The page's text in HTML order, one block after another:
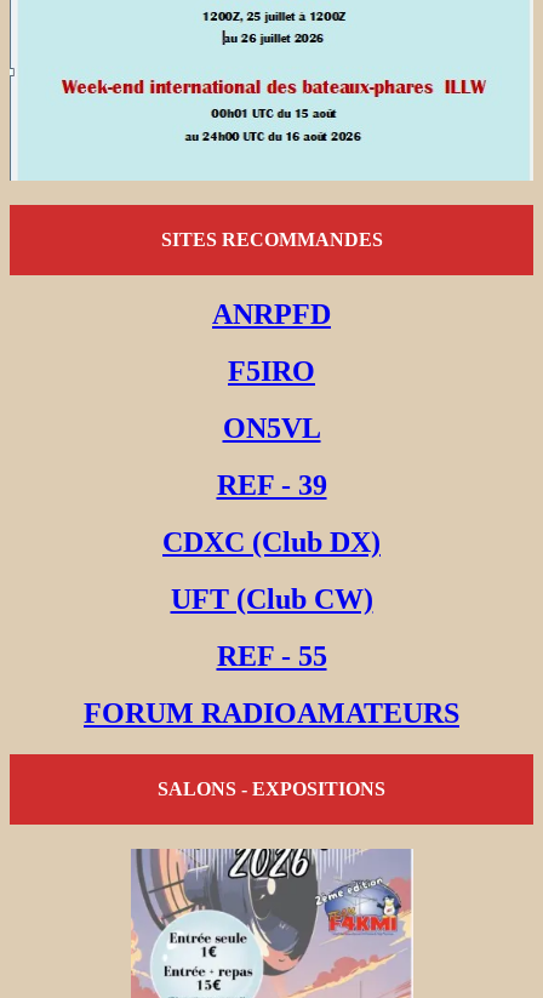
SITES RECOMMANDES
ANRPFD
F5IRO
ON5VL
REF - 39
CDXC (Club DX)
UFT (Club CW)
REF - 55
FORUM RADIOAMATEURS
SALONS - EXPOSITIONS